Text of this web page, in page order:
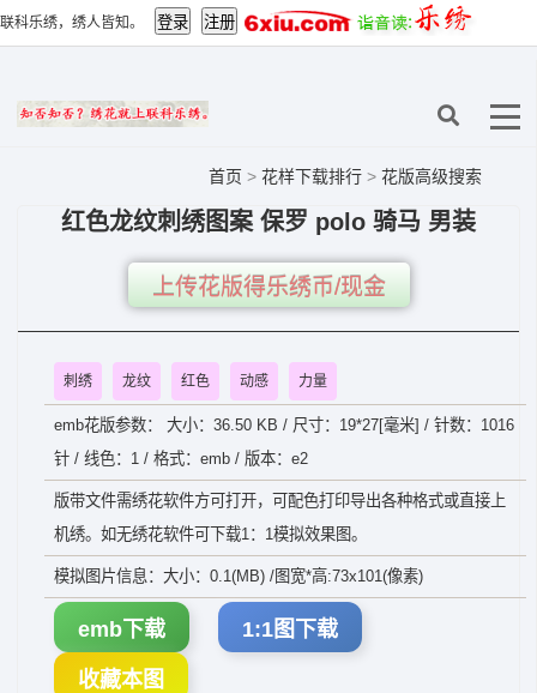
联科乐绣，绣人皆知。
首页 > 花样下载排行 > 花版高级搜索
红色龙纹刺绣图案 保罗 polo 骑马 男装
上传花版得乐绣币/现金
刺绣 龙纹 红色 动感 力量
emb花版参数： 大小：36.50 KB / 尺寸：19*27[毫米] / 针数：1016
针 / 线色：1 / 格式：emb / 版本：e2
版带文件需绣花软件方可打开，可配色打印导出各种格式或直接上
机绣。如无绣花软件可下载1：1模拟效果图。
模拟图片信息：大小：0.1(MB) /图宽*高:73x101(像素)
emb下载 1:1图下载
收藏本图